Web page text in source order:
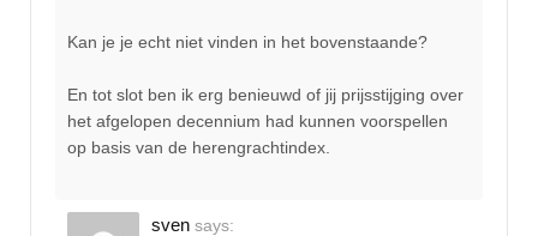
Kan je je echt niet vinden in het bovenstaande?
En tot slot ben ik erg benieuwd of jij prijsstijging over
het afgelopen decennium had kunnen voorspellen
op basis van de herengrachtindex.
sven says: